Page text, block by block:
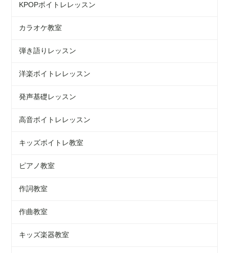
KPOPボイトレレッスン
カラオケ教室
弾き語りレッスン
洋楽ボイトレレッスン
発声基礎レッスン
高音ボイトレレッスン
キッズボイトレ教室
ピアノ教室
作詞教室
作曲教室
キッズ楽器教室